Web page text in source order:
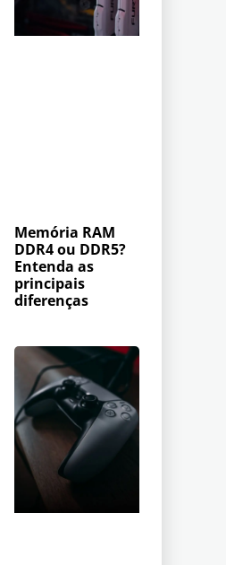
Memória RAM
DDR4 ou DDR5?
Entenda as
principais
diferenças